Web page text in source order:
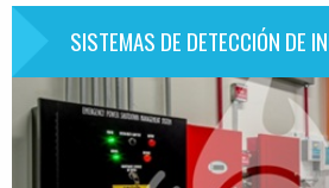
SISTEMAS DE DETECCIÓN DE